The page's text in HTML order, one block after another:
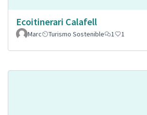
Ecoitinerari Calafell
Marc
Turismo Sostenible 1 1